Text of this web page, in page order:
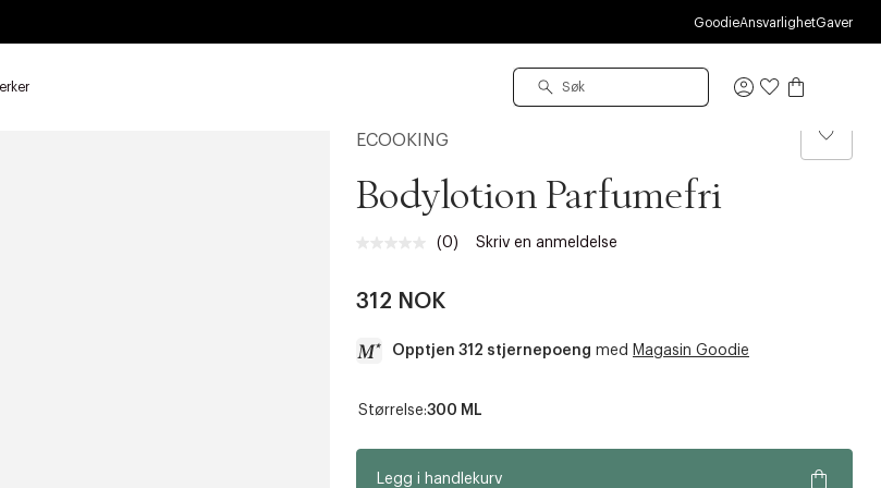
GoodieAnsvarlighetGaver
Logg
ECOOKING
Bodylotion Parfumefri
Ingen
sidelenke.
(0) Skriv en anmeldelse
312 NOK
Opptjen 312 stjernepoeng med Magasin Goodie
a
Størrelse:300 ML
Legg i handlekurv